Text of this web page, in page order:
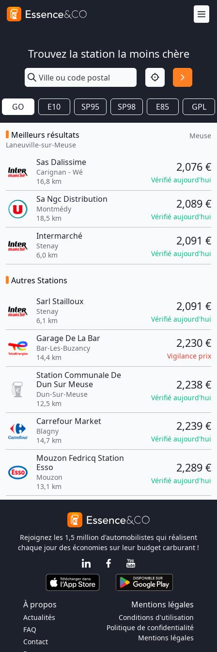
Trouvez la station la moins chère
GO E10 SP95 SP98 E85 GPL
Meilleurs résultats
Laneuville-sur-Meuse
Meuse
Sas Dalissime
Carignan - Wé
16,8 km
2,076 €
Vérifié aujourd'hui
Sa Ngc Distribution
Montmédy
18,5 km
2,089 €
Vérifié aujourd'hui
Intermarché
Stenay
6,0 km
2,091 €
Vérifié aujourd'hui
Autres Stations
Sarl Stailloux
Stenay
6,1 km
2,091 €
Vérifié aujourd'hui
Garage De La Bar
Bar-Les-Buzancy
14,4 km
2,230 €
Vigilance prix
Station Communale De
Dun Sur Meuse
Dun-Sur-Meuse
12,5 km
2,238 €
Vérifié aujourd'hui
Carrefour Market
Blagny
14,7 km
2,239 €
Vérifié aujourd'hui
Mouzon Fedricq Station
Esso
Mouzon
13,1 km
2,289 €
Vérifié aujourd'hui
Rejoignez les 1,5 million d'automobilistes qui réalisent
chaque jour des économies sur leur budget carburant !
À propos Mentions légales
Actualités
FAQ
Contact
Conditions d'utilisation
Politique de confidentialité
Mentions légales